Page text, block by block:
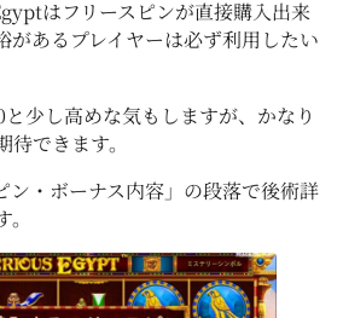
はフリースピンが直接購入出来
があるプレイヤーは必ず利用したい
少し高めな気もしますが、かなり
できます。
ン・ボーナス内容」の段落で後術詳